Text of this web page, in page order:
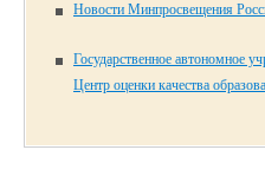
Новости Минпросвещения
Государственное автономное
Центр оценки качества